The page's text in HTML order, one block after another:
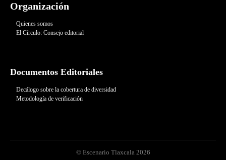
Organización
Quienes somos
El Círculo: Consejo editorial
Documentos Editoriales
Decálogo sobre la cobertura de diversidad
Metodología de verificación
© Escenario Tlaxcala 2026